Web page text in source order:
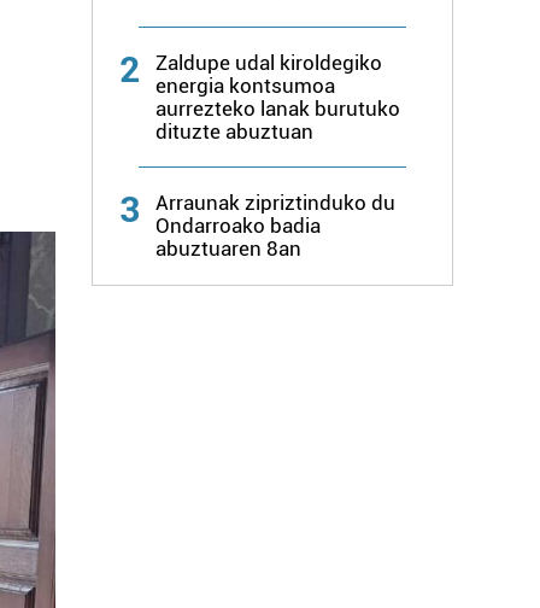
2
Zaldupe udal kiroldegiko
energia kontsumoa
aurrezteko lanak burutuko
dituzte abuztuan
3
Arraunak zipriztinduko du
Ondarroako badia
abuztuaren 8an